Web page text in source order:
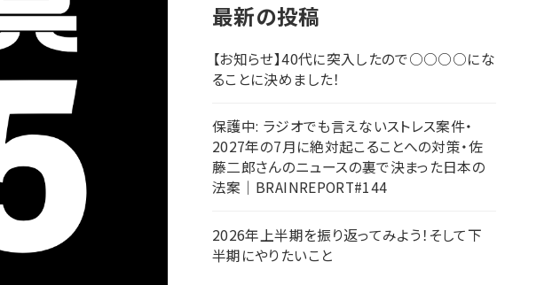
最新の投稿
【お知らせ】40代に突入したので○○○○にな
ることに決めました！
保護中: ラジオでも言えないストレス案件・
2027年の7月に絶対起こることへの対策・佐
藤二郎さんのニュースの裏で決まった日本の
法案｜BRAINREPORT#144
2026年上半期を振り返ってみよう！そして下
半期にやりたいこと